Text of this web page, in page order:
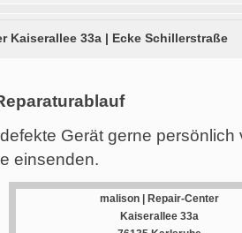
Kaiserallee 33a | Ecke Schillerstraße
Gerät gerne
einsenden.
malison | Repair-Center
Kaiserallee 33a